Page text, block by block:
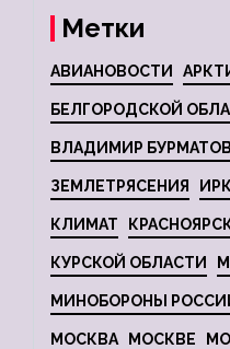
Метки
АВИАНОВОСТИ
БЕЛГОРОДСКОЙ
ВЛАДИМИР БУРМАТОВ
ЗЕМЛЕТРЯСЕНИЯ
КЛИМАТ
КУРСКОЙ ОБЛАСТИ
МИНОБОРОНЫ
МОСКВА МОСКВЕ